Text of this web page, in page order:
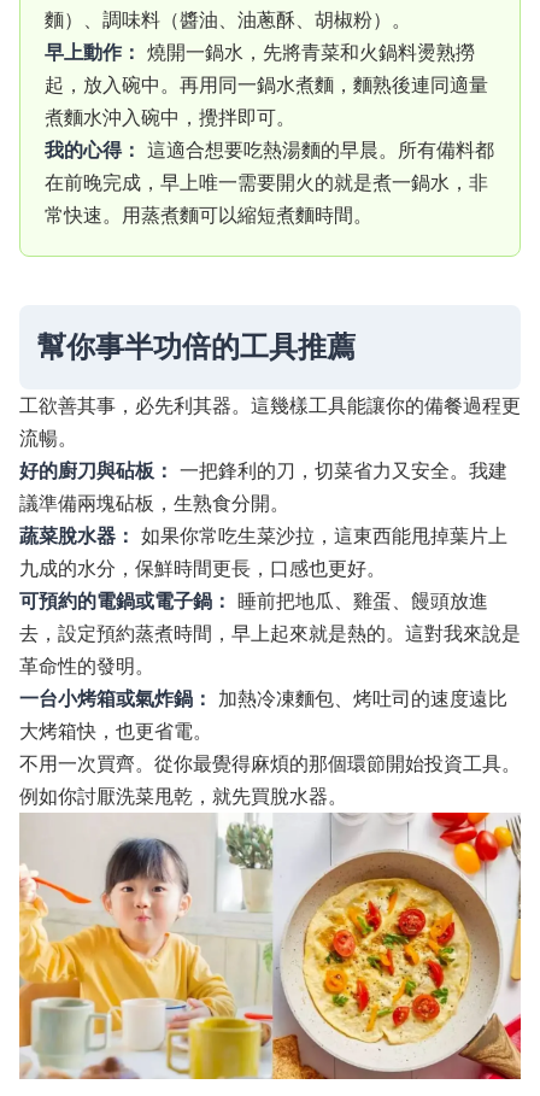
麵）、調味料（醬油、油蔥酥、胡椒粉）。
早上動作： 燒開一鍋水，先將青菜和火鍋料燙熟撈
起，放入碗中。再用同一鍋水煮麵，麵熟後連同適量
煮麵水沖入碗中，攪拌即可。
我的心得： 這適合想要吃熱湯麵的早晨。所有備料都
在前晚完成，早上唯一需要開火的就是煮一鍋水，非
常快速。用蒸煮麵可以縮短煮麵時間。
幫你事半功倍的工具推薦
工欲善其事，必先利其器。這幾樣工具能讓你的備餐過程更
流暢。
好的廚刀與砧板： 一把鋒利的刀，切菜省力又安全。我建
議準備兩塊砧板，生熟食分開。
蔬菜脫水器： 如果你常吃生菜沙拉，這東西能甩掉葉片上
九成的水分，保鮮時間更長，口感也更好。
可預約的電鍋或電子鍋： 睡前把地瓜、雞蛋、饅頭放進
去，設定預約蒸煮時間，早上起來就是熱的。這對我來說是
革命性的發明。
一台小烤箱或氣炸鍋： 加熱冷凍麵包、烤吐司的速度遠比
大烤箱快，也更省電。
不用一次買齊。從你最覺得麻煩的那個環節開始投資工具。
例如你討厭洗菜甩乾，就先買脫水器。